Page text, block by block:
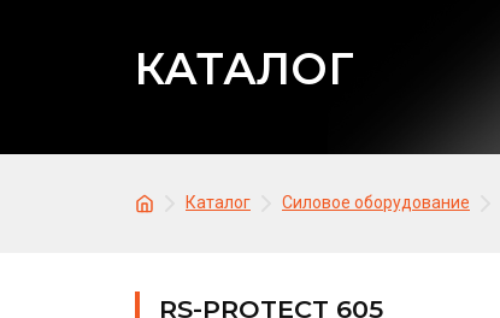
КАТАЛОГ
Каталог Силовое оборудование
RS-PROTECT 605